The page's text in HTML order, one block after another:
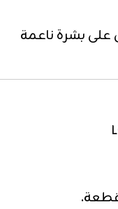
على بشرة ناعمة